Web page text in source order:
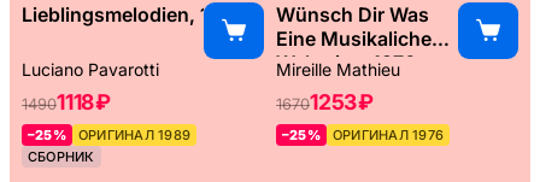
Lieblingsmelodien, 1989
Luciano Pavarotti
14901118 ₽
–25%
ОРИГИНАЛ 1989
СБОРНИК
Wünsch Dir Was
Eine Musikaliche
Weltreise, 1976
Mireille Mathieu
16701253 ₽
–25% ОРИГИНАЛ 1976